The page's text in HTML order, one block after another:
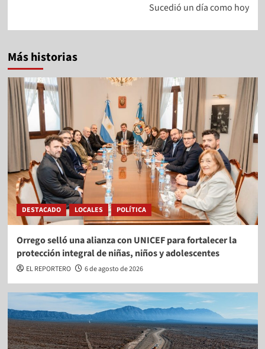
Sucedió un día como hoy
Más historias
DESTACADO LOCALES POLÍTICA
Orrego selló una alianza con UNICEF para fortalecer la
protección integral de niñas, niños y adolescentes
EL REPORTERO 6 de agosto de 2026